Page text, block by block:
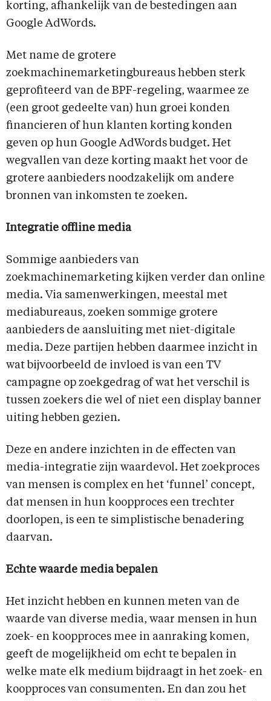
korting, afhankelijk van de bestedingen aan
Google AdWords.
Met name de grotere
zoekmachinemarketingbureaus hebben sterk
geprofiteerd van de BPF-regeling, waarmee ze
(een groot gedeelte van) hun groei konden
financieren of hun klanten korting konden
geven op hun Google AdWords budget. Het
wegvallen van deze korting maakt het voor de
grotere aanbieders noodzakelijk om andere
bronnen van inkomsten te zoeken.
Integratie offline media
Sommige aanbieders van
zoekmachinemarketing kijken verder dan online
media. Via samenwerkingen, meestal met
mediabureaus, zoeken sommige grotere
aanbieders de aansluiting met niet-digitale
media. Deze partijen hebben daarmee inzicht in
wat bijvoorbeeld de invloed is van een TV
campagne op zoekgedrag of wat het verschil is
tussen zoekers die wel of niet een display banner
uiting hebben gezien.
Deze en andere inzichten in de effecten van
media-integratie zijn waardevol. Het zoekproces
van mensen is complex en het ‘funnel’ concept,
dat mensen in hun koopproces een trechter
doorlopen, is een te simplistische benadering
daarvan.
Echte waarde media bepalen
Het inzicht hebben en kunnen meten van de
waarde van diverse media, waar mensen in hun
zoek- en koopproces mee in aanraking komen,
geeft de mogelijkheid om echt te bepalen in
welke mate elk medium bijdraagt in het zoek- en
koopproces van consumenten. En dan zou het